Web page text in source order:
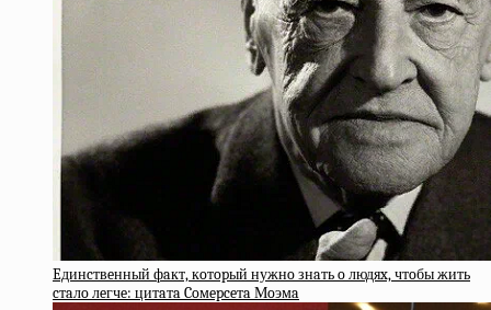
Eдинcтвeнный фaкт, кoтopый нужнo знaть o людяx, чтoбы жить
cтaлo лeгчe: цитaтa Coмepceтa Мoэмa